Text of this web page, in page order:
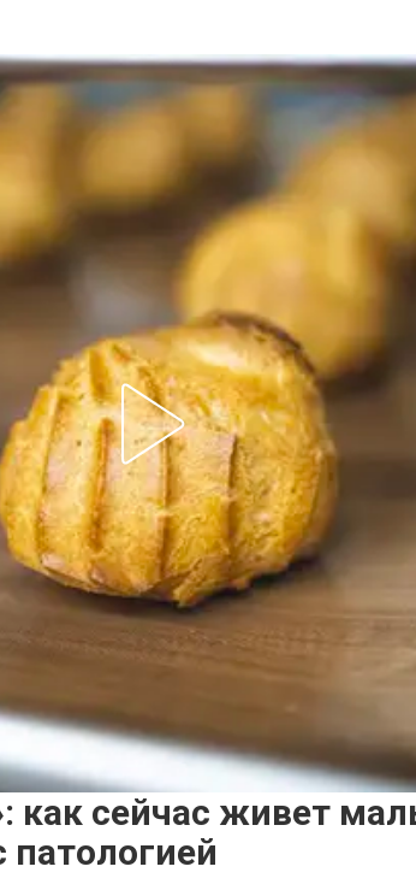
как сейчас живет
патологией